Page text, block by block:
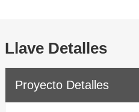
Llave Detalles
Proyecto Detalles